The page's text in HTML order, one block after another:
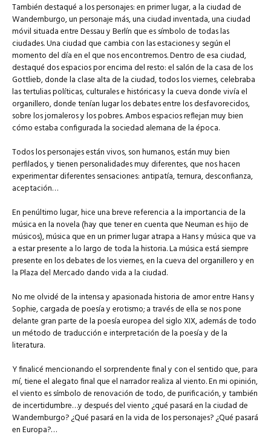
También destaqué a los personajes: en primer lugar, a la ciudad de
Wandernburgo, un personaje más, una ciudad inventada, una ciudad
móvil situada entre Dessau y Berlín que es símbolo de todas las
ciudades. Una ciudad que cambia con las estaciones y según el
momento del día en el que nos encontremos. Dentro de esa ciudad,
destaqué dos espacios por encima del resto: el salón de la casa de los
Gottlieb, donde la clase alta de la ciudad, todos los viernes, celebraba
las tertulias políticas, culturales e históricas y la cueva donde vivía el
organillero, donde tenían lugar los debates entre los desfavorecidos,
sobre los jornaleros y los pobres. Ambos espacios reflejan muy bien
cómo estaba configurada la sociedad alemana de la época.
Todos los personajes están vivos, son humanos, están muy bien
perfilados, y tienen personalidades muy diferentes, que nos hacen
experimentar diferentes sensaciones: antipatía, ternura, desconfianza,
aceptación…
En penúltimo lugar, hice una breve referencia a la importancia de la
música en la novela (hay que tener en cuenta que Neuman es hijo de
músicos), música que en un primer lugar atrapa a Hans y música que va
a estar presente a lo largo de toda la historia. La música está siempre
presente en los debates de los viernes, en la cueva del organillero y en
la Plaza del Mercado dando vida a la ciudad.
No me olvidé de la intensa y apasionada historia de amor entre Hans y
Sophie, cargada de poesía y erotismo; a través de ella se nos pone
delante gran parte de la poesía europea del siglo XIX, además de todo
un método de traducción e interpretación de la poesía y de la
literatura.
Y finalicé mencionando el sorprendente final y con el sentido que, para
mí, tiene el alegato final que el narrador realiza al viento. En mi opinión,
el viento es símbolo de renovación de todo, de purificación, y también
de incertidumbre…y después del viento ¿qué pasará en la ciudad de
Wandernburgo? ¿Qué pasará en la vida de los personajes? ¿Qué pasará
en Europa?…